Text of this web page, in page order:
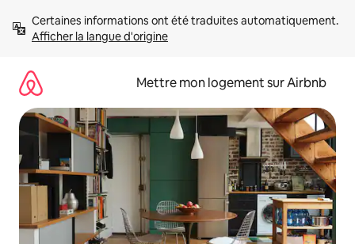
directement
Afficher la langue d'origine
Mettre mon logement sur Airbnb